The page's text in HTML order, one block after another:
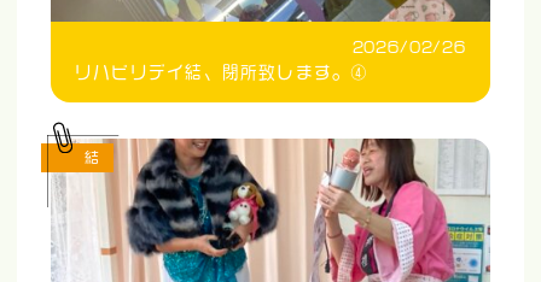
2026/02/26
リハビリデイ結、閉所致します。④
結